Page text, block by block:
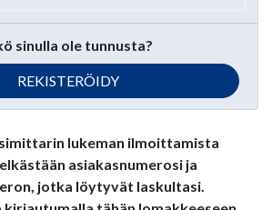
sinulla ole tunnusta?
REKISTERÖIDY
lukeman ilmoittamista
asiakasnumerosi ja
jotka löytyvät laskultasi.